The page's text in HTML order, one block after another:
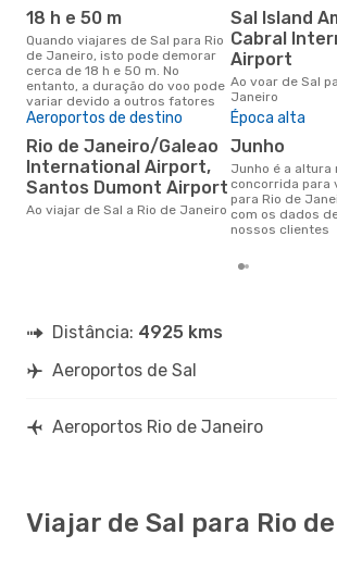
18 h e 50 m
Quando viajares de Sal para Rio
de Janeiro, isto pode demorar
cerca de 18 h e 50 m. No
entanto, a duração do voo pode
variar devido a outros fatores
Sal Island Amilcar
Cabral
Airport
Ao voar de Sal para Rio de
Janeiro
Aeroportos de destino
Rio de Janeiro/Galeao
International Airport,
Santos Dumont Airport
Ao viajar de Sal a Rio de Janeiro
Época alta
junho
junho é a altura mais
concorrida para
para Rio de
com os dados
nossos clientes
Distância: 4925 kms
Aeroportos de Sal
Aeroportos Rio de Janeiro
Viajar de Sal para Rio